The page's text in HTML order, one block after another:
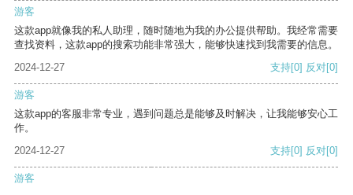
游客
这款app就像我的私人助理，随时随地为我的办公提供帮助。我经常需要
查找资料，这款app的搜索功能非常强大，能够快速找到我需要的信息。
2024-12-27
支持[0] 反对[0]
游客
这款app的客服非常专业，遇到问题总是能够及时解决，让我能够安心工
作。
2024-12-27
支持[0] 反对[0]
游客